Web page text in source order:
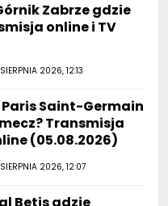
Zabrze gdzie
online i TV
2026, 12:13
Saint-Germain
Transmisja
(05.08.2026)
2026, 12:07